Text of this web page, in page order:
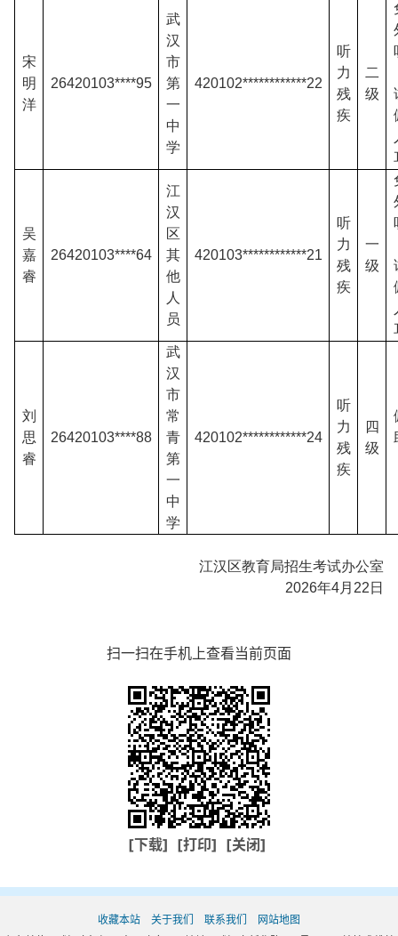
宋
明
洋
26420103****95
武
汉
市
第
一
中
学
420102************22
听
力
残
疾
二
级
吴
嘉
睿
26420103****64
江
汉
区
其
他
人
员
420103************21
听
力
残
疾
一
级
刘
思
睿
26420103****88
武
汉
市
常
青
第
一
中
学
420102************24
听
力
残
疾
四
级
江汉区教育局招生考试办公室
2026年4月22日
扫一扫在手机上查看当前页面
[下载] [打印] [关闭]
收藏本站 关于我们 联系我们
网站地图